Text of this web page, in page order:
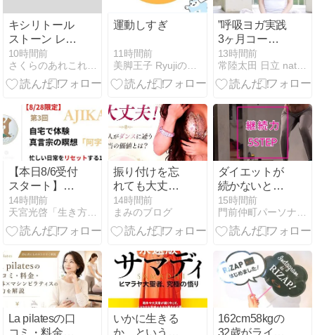
キシリトール
ストーン レモ
ン味の日常
10時間前
さくらのあれこれダイアリー
運動しすぎ
11時間前
美脚王子 RyujiのHaveahealthyday!
”呼吸ヨガ実践
3ヶ月コー
ス”後期募集ス
タート
13時間前
常陸太田 日立 natural yoga life
【本日8/6受付
スタート】オ
ンラインで体
験する真言宗
の瞑想「阿字
14時間前
天宮光啓「生き方塾」
振り付けを忘
れても大丈
夫！大人がダ
ンスに通う本
当の価値と
ンス教室ブロ
グ
14時間前
まみのブログ
ダイエットが
続かないとい
うあなたへ。
続けられる5
つのステップ
15時間前
門前仲町パーソナルジムHarmony Body
La pilatesの口
コミ・料金・
いかに生きる
か、というこ
162cm58kgの
32歳がライザ